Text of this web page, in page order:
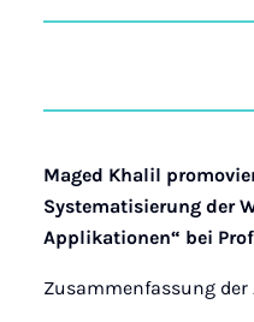
Maged Khalil
Systematisierung der
Applikationen“ bei
Zusammenfassung der